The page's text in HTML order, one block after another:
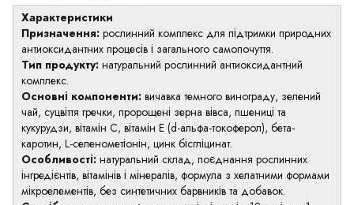
Характеристики
Призначення: рослинний комплекс для підтримки природних
антиоксидантних процесів і загального самопочуття.
Тип продукту: натуральний рослинний антиоксидантний
комплекс.
Основні компоненти: вичавка темного винограду, зелений
чай, суцвіття гречки, пророщені зерна вівса, пшениці та
кукурудзи, вітамін С, вітамін Е (d-альфа-токоферол), бета-
каротин, L-селенометіонін, цинк бісгліцинат.
Особливості: натуральний склад, поєднання рослинних
інгредієнтів, вітамінів і мінералів, формула з хелатними формами
мікроелементів, без синтетичних барвників та добавок.